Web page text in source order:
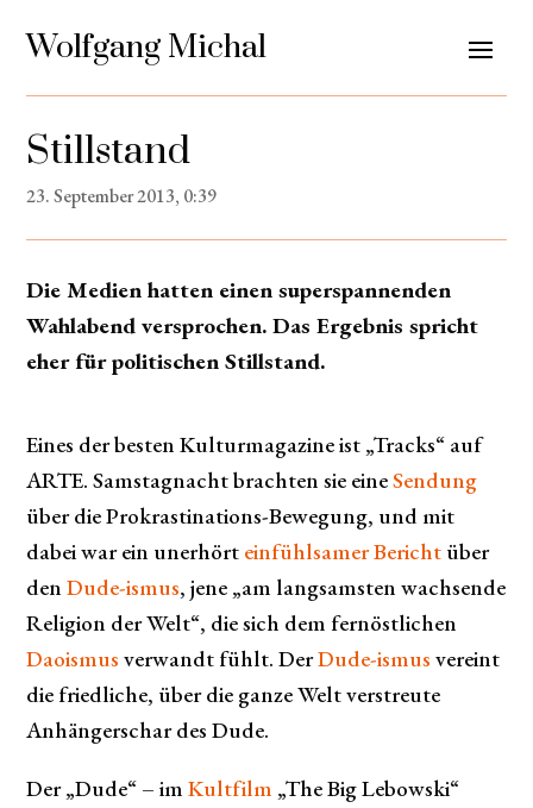
Wolfgang Michal
Stillstand
23. September 2013, 0:39
Die Medien hatten einen superspannenden
Wahlabend versprochen. Das Ergebnis spricht
eher für politischen Stillstand.
Eines der besten Kulturmagazine ist „Tracks“ auf
ARTE. Samstagnacht brachten sie eineSendung
über die Prokrastinations-Bewegung, und mit
dabei war ein unerhört einfühlsamer Bericht über
denDude-ismus, jene „am langsamsten wachsende
Religion der Welt“, die sich dem fernöstlichen
Daoismus verwandt fühlt. DerDude-ismus vereint
die friedliche, über die ganze Welt verstreute
Anhängerschar des Dude.
Der „Dude“ – imKultfilm „The Big Lebowski“